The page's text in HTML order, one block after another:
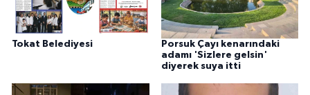
Tokat Belediyesi
Porsuk Çayı kenarındaki
adamı 'Sizlere gelsin'
diyerek suya itti